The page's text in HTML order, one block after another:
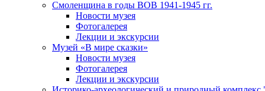
Смоленщина в годы ВОВ 1941-1945 гг.
Новости музея
Фотогалерея
Лекции и экскурсии
Музей «В мире сказки»
Новости музея
Фотогалерея
Лекции и экскурсии